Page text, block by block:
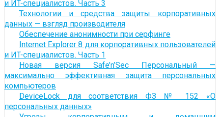
и ИT-специалистов. Часть 3
Технологии и средства защиты корпоративных
данных — взгляд производителя
Обеспечение анонимности при серфинге
Internet Explorer 8 для корпоративных пользователей
и ИT-специалистов. Часть 1
Новая версия Safe’n’Sec Персональный —
максимально эффективная защита персональных
компьютеров
DeviceLock для соответствия ФЗ № 152 «О
персональных данных»